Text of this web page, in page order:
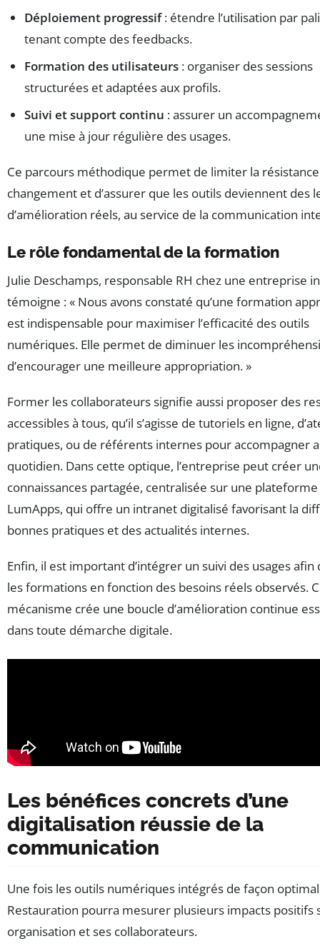
Déploiement progressif: étendre l’utilisation par
tenant compte des feedbacks.
Formation des utilisateurs : organiser des sessions
structurées et adaptées aux profils.
Suivi et support continu : assurer un
une mise à jour régulière des usages.
Ce parcours méthodique permet de limiter la
changement et d’assurer que les outils deviennent des
d’amélioration réels, au service de la communication
Le rôle fondamental de la formation
Julie Deschamps, responsable RH chez une entreprise
témoigne : « Nous avons constaté qu’une formation
est indispensable pour maximiser l’efficacité des outils
numériques. Elle permet de diminuer les
d’encourager une meilleure appropriation. »
Former les collaborateurs signifie aussi proposer des
accessibles à tous, qu’il s’agisse de tutoriels en ligne,
pratiques, ou de référents internes pour accompagner
quotidien. Dans cette optique, l’entreprise peut créer
connaissances partagée, centralisée sur une
LumApps, qui offre un intranet digitalisé favorisant la
bonnes pratiques et des actualités internes.
Enfin, il est important d’intégrer un suivi des usages afin
les formations en fonction des besoins réels observés.
mécanisme crée une boucle d’amélioration continue
dans toute démarche digitale.
Les bénéfices concrets d’une
digitalisation réussie de la
communication
Une fois les outils numériques intégrés de façon
Restauration pourra mesurer plusieurs impacts positifs
organisation et ses collaborateurs.